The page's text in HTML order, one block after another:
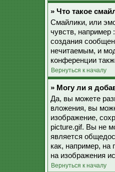
» Что такое
Смайлики, или
чувств, например
создания
нечитаемым, и
конференции
Вернуться к началу
» Могу ли я
Да, вы можете
вложения, вы
изображение,
picture.gif. Вы не
является
как, например,
на изображения
Вернуться к началу